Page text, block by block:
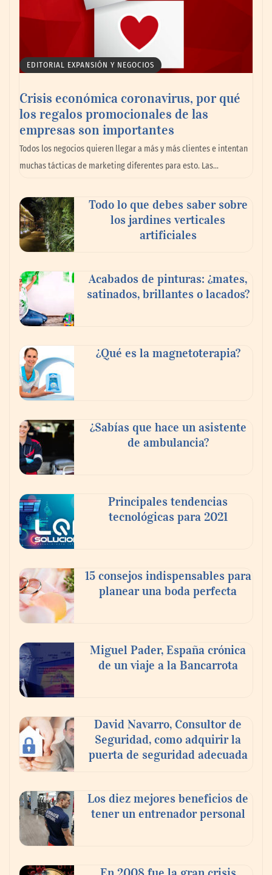
La omnicanalidad redefine la forma de
planear viajes en México
buscan proyectar talento mexicano y
fortalecer el turismo médico
En el Día de la Cerveza, Grupo Modelo
mundo elige para reunirse: 7 de cada 10 la
escogen
compromiso para el eclipse solar del 12 de
agosto
‘El ransomware se puede vencer. No
Ricardo Palacio Escobar
EDITORIAL EXPANSIÓN Y NEGOCIOS
Crisis económica coronavirus, por qué
los regalos promocionales de las
empresas son importantes
Todos los negocios quieren llegar a más y más clientes e intentan
muchas tácticas de marketing diferentes para esto. Las…
Todo lo que debes saber sobre
los jardines verticales
artificiales
Acabados de pinturas: ¿mates,
satinados, brillantes o lacados?
¿Qué es la magnetoterapia?
¿Sabías que hace un asistente
de ambulancia?
Principales tendencias
tecnológicas para 2021
15 consejos indispensables para
planear una boda perfecta
Miguel Pader, España crónica
de un viaje a la Bancarrota
David Navarro, Consultor de
Seguridad, como adquirir la
puerta de seguridad adecuada
Los diez mejores beneficios de
tener un entrenador personal